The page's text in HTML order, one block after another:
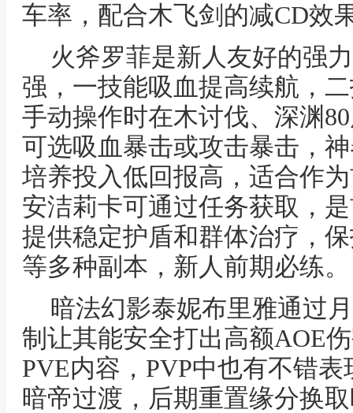
车率，配合木飞剑的减CD效
火斧罗菲是新人友好的强
强，一技能吸血提高续航，
手动操作时在木讨伐、深渊
可选吸血暴击或攻击暴击，
培养投入低回报高，适合作
安洁莉卡可通过任务获取，
提供稳定护盾和群体治疗，
等多种副本，新人前期必练。
暗法幻影泰妮布里雅通过
制让其能安全打出高额AOE
PVE内容，PVP中也有不错
暗帝过渡，后期重置缘分换